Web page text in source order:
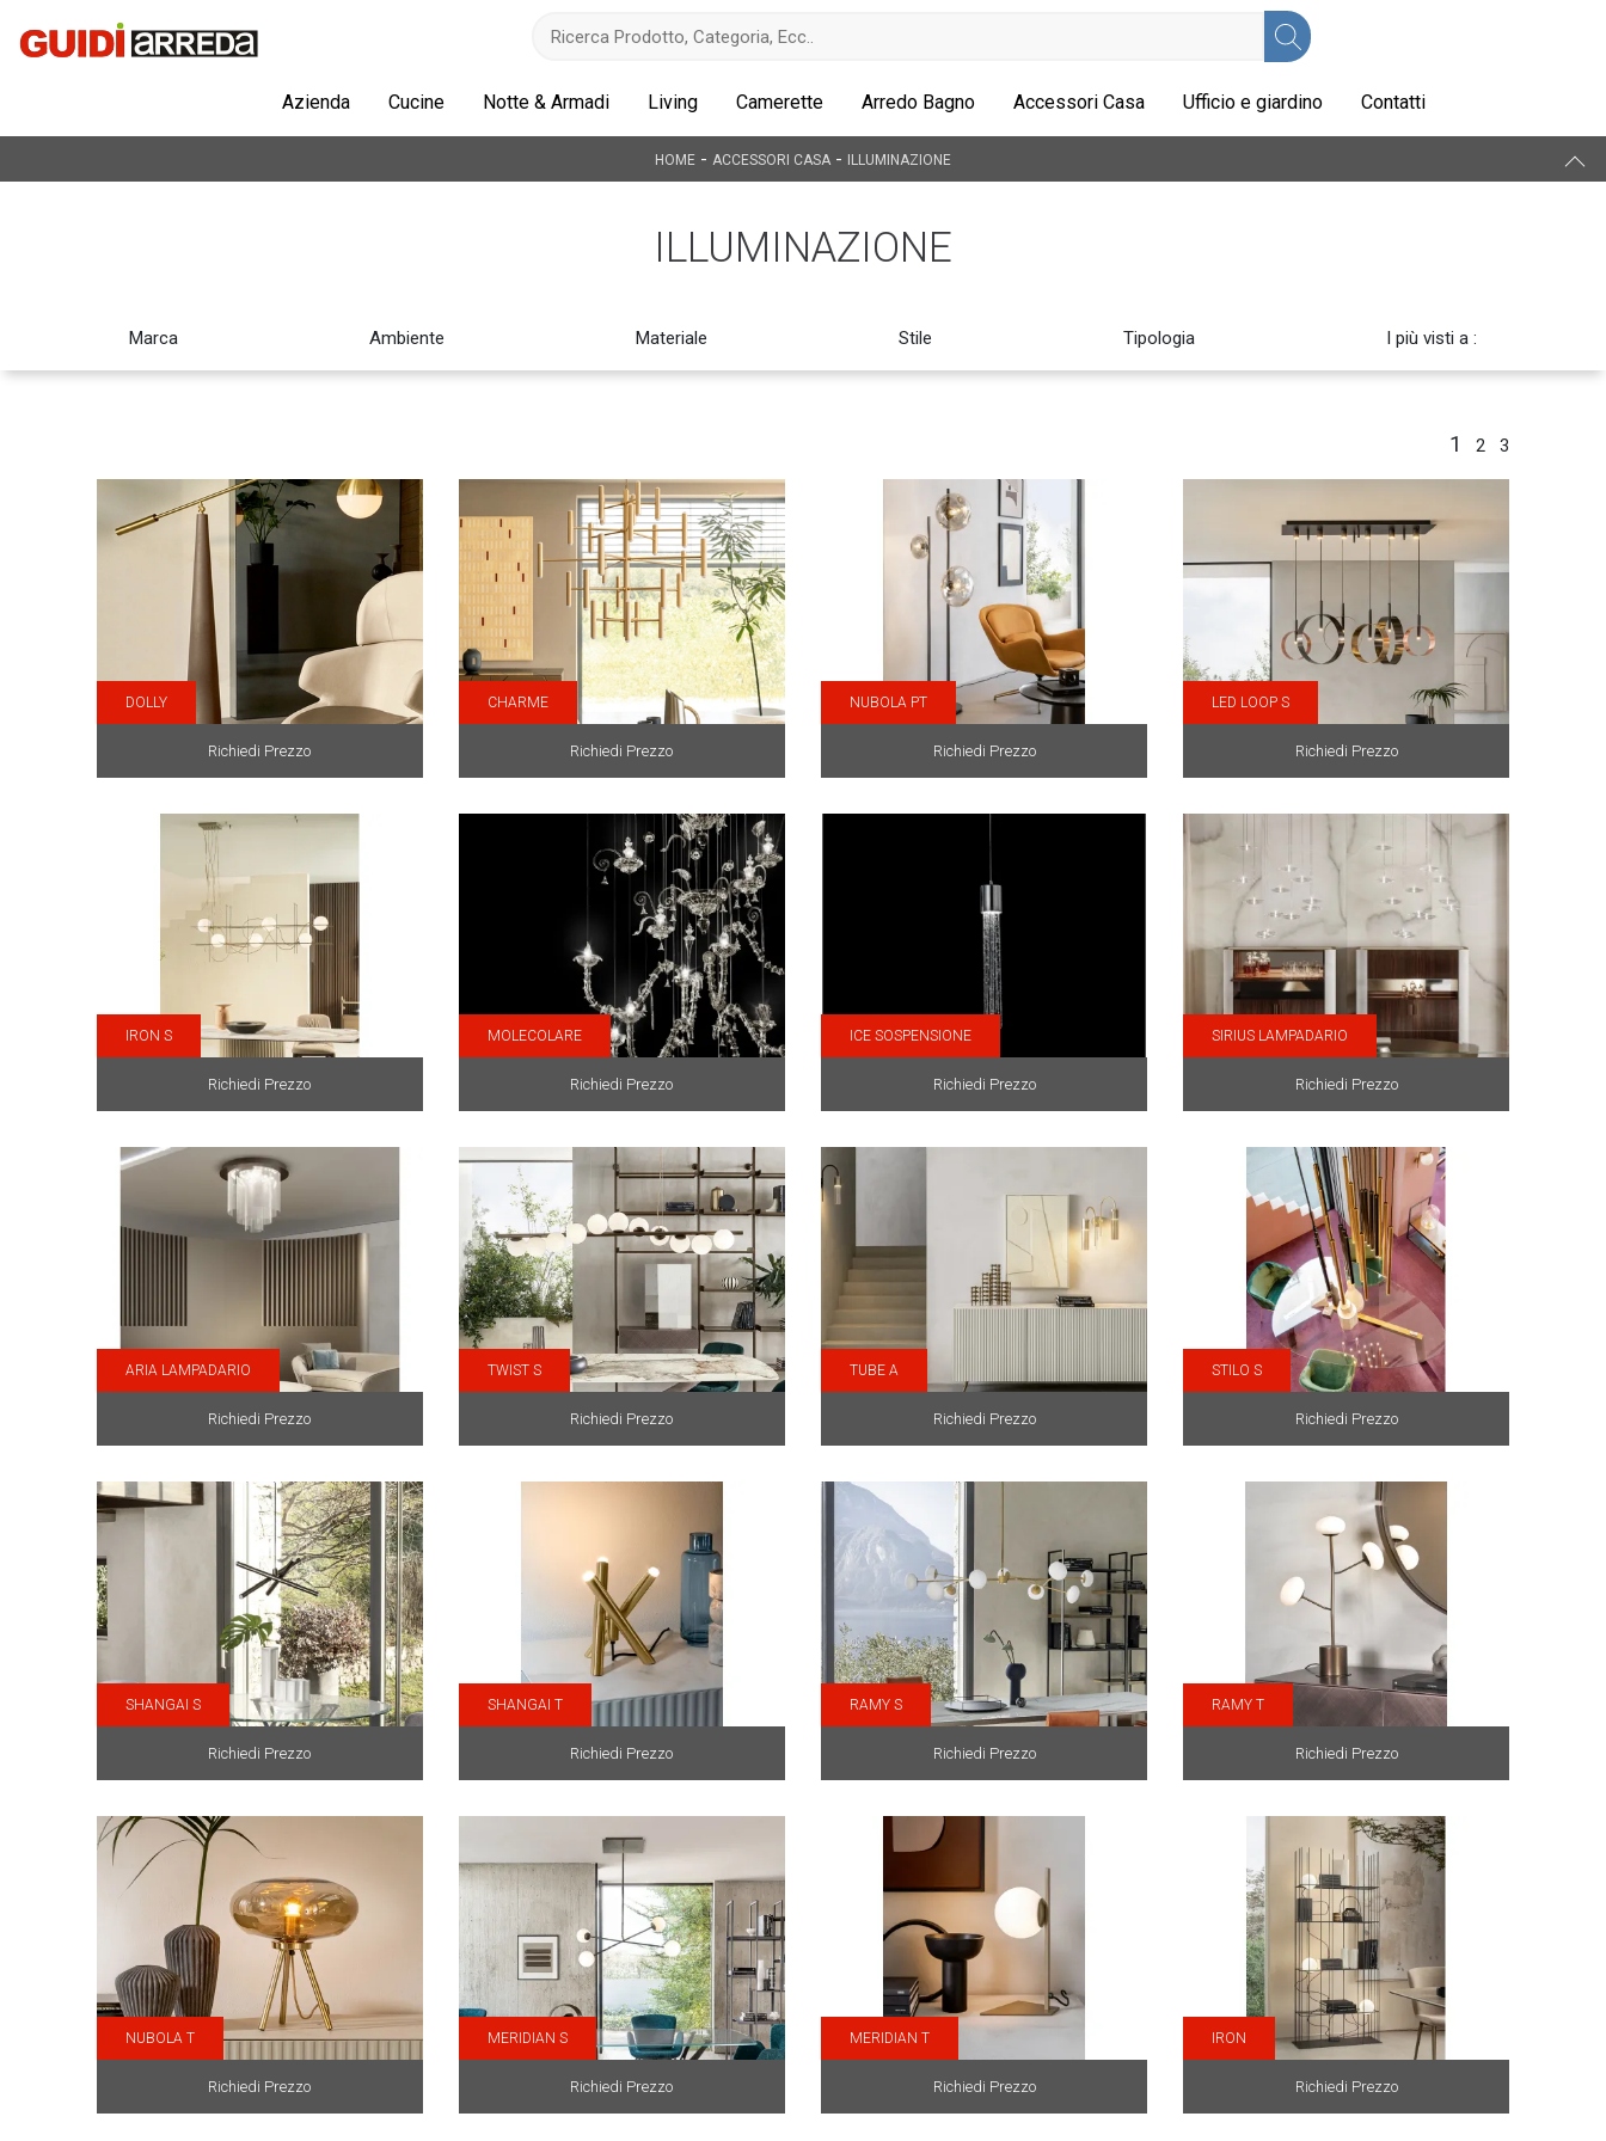
Azienda Cucine Notte & Armadi Living Camerette Arredo Bagno Accessori Casa Ufficio e giardino Contatti
HOME - ACCESSORI CASA - ILLUMINAZIONE
ILLUMINAZIONE
Marca Ambiente Materiale Stile Tipologia I più visti a :
1 2 3
DOLLY
Richiedi Prezzo
CHARME
Richiedi Prezzo
NUBOLA PT
Richiedi Prezzo
LED LOOP S
Richiedi Prezzo
IRON S
Richiedi Prezzo
MOLECOLARE
Richiedi Prezzo
ICE SOSPENSIONE
Richiedi Prezzo
SIRIUS LAMPADARIO
Richiedi Prezzo
ARIA LAMPADARIO
Richiedi Prezzo
TWIST S
Richiedi Prezzo
TUBE A
Richiedi Prezzo
STILO S
Richiedi Prezzo
SHANGAI S
Richiedi Prezzo
SHANGAI T
Richiedi Prezzo
RAMY S
Richiedi Prezzo
RAMY T
Richiedi Prezzo
NUBOLA T
Richiedi Prezzo
MERIDIAN S
Richiedi Prezzo
MERIDIAN T
Richiedi Prezzo
IRON
Richiedi Prezzo